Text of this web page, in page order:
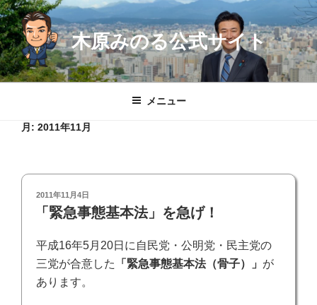
コ
ン
テ
ン
ツ
木原みのる公式サイト
メニュー
月: 2011年11月
投
2011年11月4日
「緊急事態基本法」を急げ！
平成16年5月20日に自民党・公明党・民主党の
三党が合意した
「緊急事態基本法（骨子）」 が
あります。